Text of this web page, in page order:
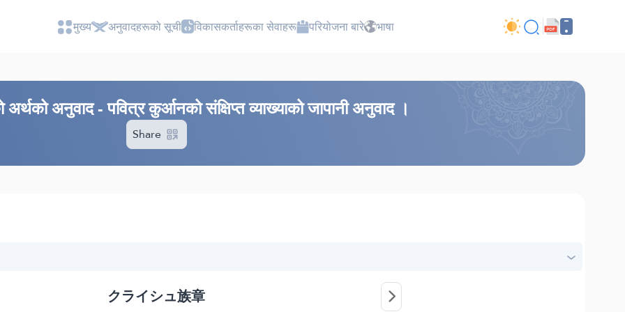
मुख्य अनुवादहरूको सूची विकासकर्ताहरूका सेवाहरू परियोजना बारे भाषा
अनुवाद - पवित्र कुर्आनको संक्षिप्त व्याख्याको जापानी अनुवाद ।
Share
クライシュ族章